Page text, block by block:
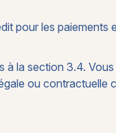
pour les paiements
la section 3.4.
ou contractuelle